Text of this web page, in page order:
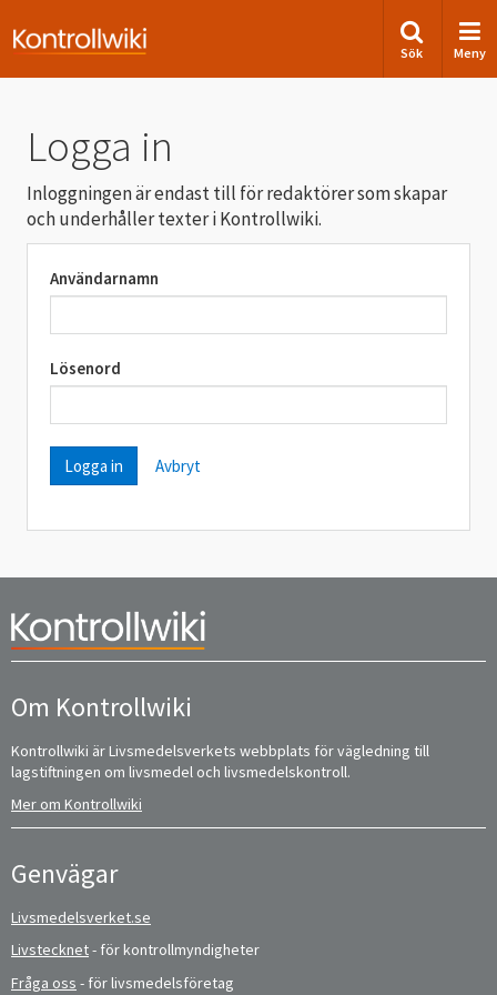
Sök Meny
Logga in
Inloggningen är endast till för redaktörer som skapar
och underhåller texter i Kontrollwiki.
Användarnamn
Lösenord
Avbryt
Om Kontrollwiki
Kontrollwiki är Livsmedelsverkets webbplats för vägledning till
lagstiftningen om livsmedel och livsmedelskontroll.
Mer om Kontrollwiki
Genvägar
Livsmedelsverket.se
Livstecknet- för kontrollmyndigheter
Fråga oss - för livsmedelsföretag